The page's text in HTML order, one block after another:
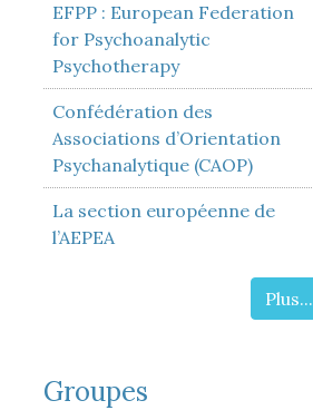
EFPP : European Federation
for Psychoanalytic
Psychotherapy
Confédération des
Associations d’Orientation
Psychanalytique (CAOP)
La section européenne de
l’AEPEA
Plus...
Groupes